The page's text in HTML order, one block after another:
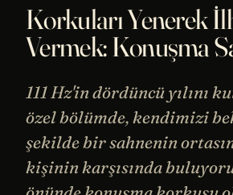
Korkuları Yenerek
Vermek: Konuşma
111 Hz'in dördüncü yılını
özel bölümde, kendimizi
şekilde bir sahnenin
kişinin karşısında